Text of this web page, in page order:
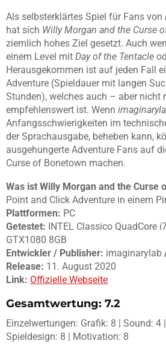
Als selbsterklärtes Spiel für Fans von
hat sich Willy Morgan and the Curse
ziemlich hohes Ziel gesetzt. Auch
einem Level mit Day of the Tentacle
Herausgekommen ist auf jeden Fall
Adventure (Spieldauer mit langen
Stunden), welches auch – aber nicht
empfehlenswert ist. Wenn
Anfangsschwierigkeiten im
der Sprachausgabe, beheben kann,
ausgehungerte Adventure Fans auf
Curse of Bonetown machen.
Was ist Willy Morgan and the Curse
Point and Click Adventure in einem
Plattformen: PC
Getestet: INTEL Classico QuadCore
GTX1080 8GB
Entwickler / Publisher: imaginarylab
Release: 11. August 2020
Link: Offizielle Webseite
Gesamtwertung: 7.2
Einzelwertungen: Grafik: 8 | Sound: 4
Spieldesign: 8 | Motivation: 8